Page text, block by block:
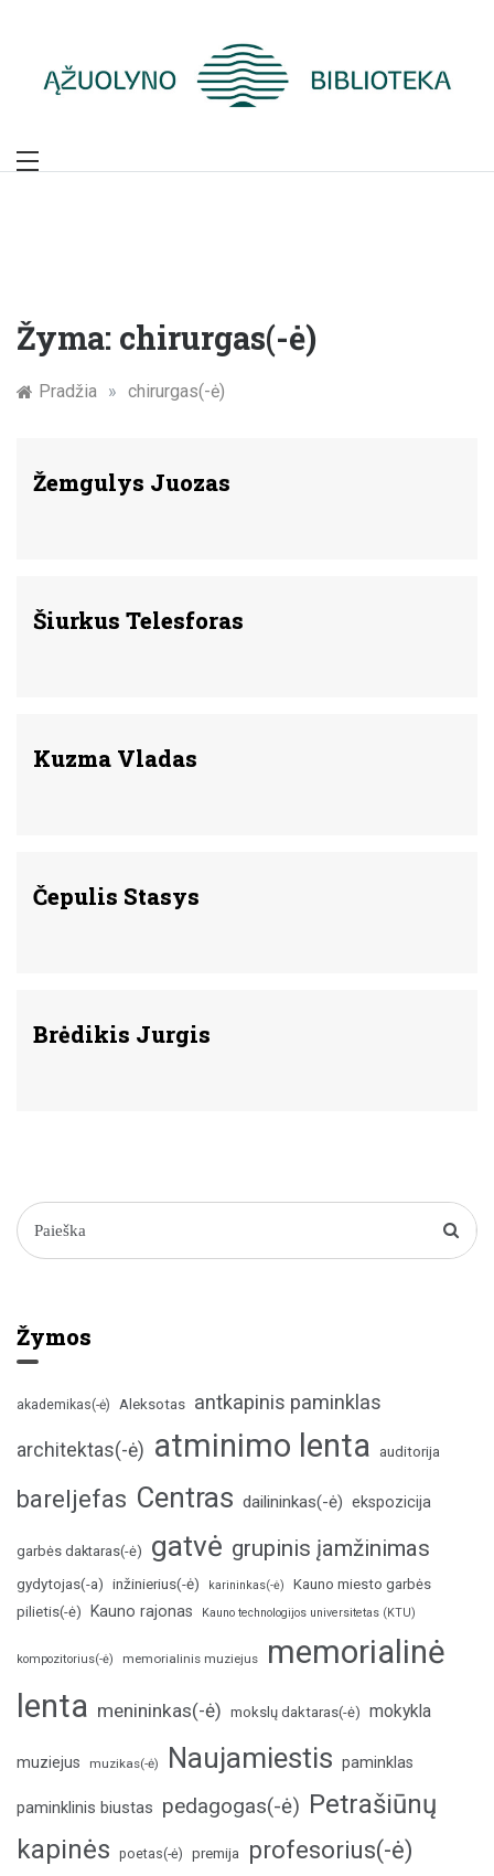
Žymūs Kauno
Žyma: chirurgas(-ė)
Pradžia » chirurgas(-ė)
Žemgulys Juozas
Šiurkus Telesforas
Kuzma Vladas
Čepulis Stasys
Brėdikis Jurgis
Žymos
akademikas(-ė) Aleksotas antkapinis paminklas
architektas(-ė) atminimo lenta auditorija
bareljefas Centras dailininkas(-ė) ekspozicija
garbės daktaras(-ė) gatvė grupinis įamžinimas
gydytojas(-a) inžinierius(-ė) karininkas(-ė)
Kauno miesto garbės
pilietis(-ė)
Kauno rajonas Kauno technologijos universitetas (KTU)
kompozitorius(-ė) memorialinis muziejus
memorialinė
lenta menininkas(-ė) mokslų daktaras(-ė) mokykla
muziejus muzikas(-ė) Naujamiestis paminklas
paminklinis biustas pedagogas(-ė) Petrašiūnų
kapinės poetas(-ė) premija profesorius(-ė)